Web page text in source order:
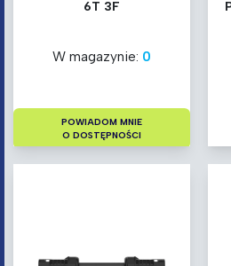
6T 3F
W magazynie: 0
POWIADOM MNIE
O DOSTĘPNOŚCI